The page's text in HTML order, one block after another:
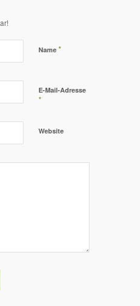
Name *
E-Mail-Adresse
*
Website